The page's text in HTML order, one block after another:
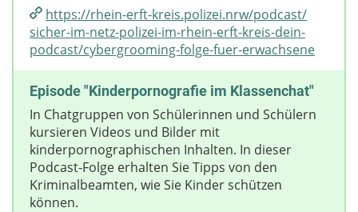
https://rhein-erft-kreis.polizei.nrw/​podcast/​
sicher-im-netz-polizei-im-rhein-erft-kreis-dein-
podcast/​cybergrooming-folge-fuer-erwachsene
Episode "Kinderpornografie im Klassenchat"
In Chatgruppen von Schülerinnen und Schülern
kursieren Videos und Bilder mit
kinderpornographischen Inhalten. In dieser
Podcast-Folge erhalten Sie Tipps von den
Kriminalbeamten, wie Sie Kinder schützen
können.